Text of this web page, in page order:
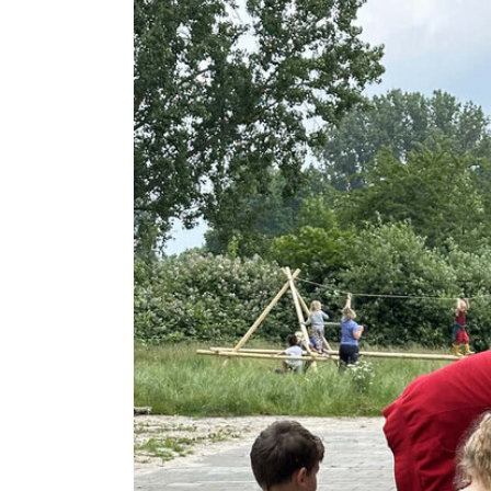
ONDERWIJS
DOCUMENTEN
STICHTINGSPROCES